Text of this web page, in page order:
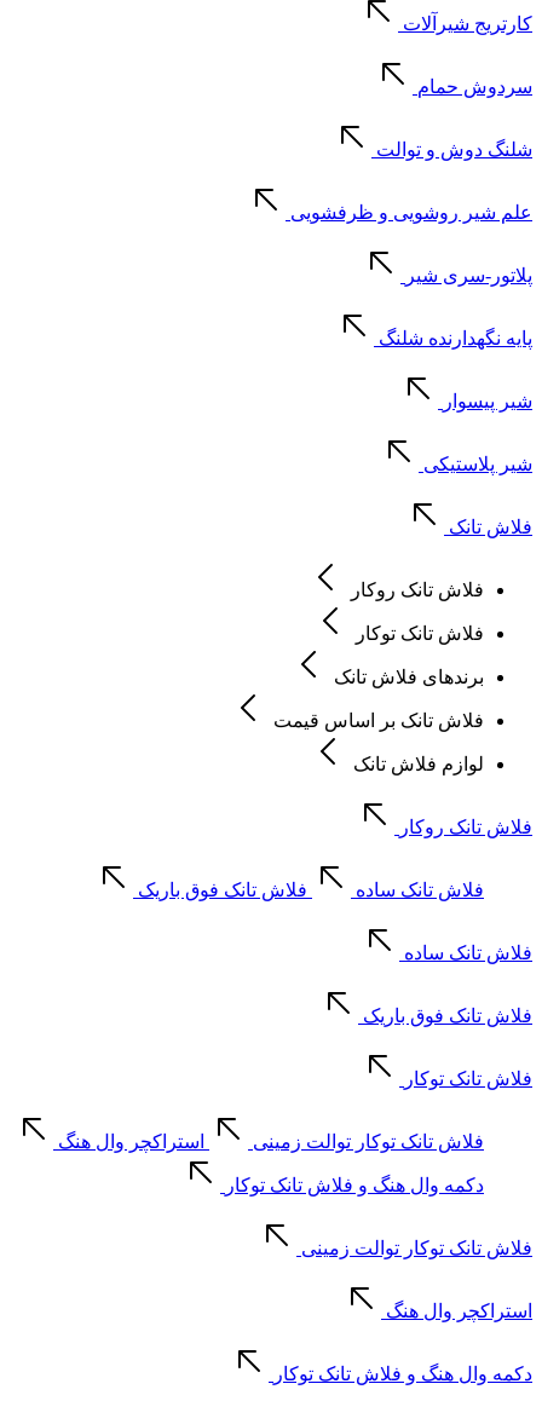
کارتریج شیرآلات
سردوش حمام
شلنگ دوش و توالت
علم شیر روشویی و ظرفشویی
پلاتور-سری شیر
پایه نگهدارنده شلنگ
شیر پیسوار
شیر پلاستیکی
فلاش تانک
فلاش تانک روکار
فلاش تانک توکار
برندهای فلاش تانک
فلاش تانک بر اساس قیمت
لوازم فلاش تانک
فلاش تانک روکار
فلاش تانک ساده فلاش تانک فوق باریک
فلاش تانک ساده
فلاش تانک فوق باریک
فلاش تانک توکار
فلاش تانک توکار توالت زمینی استراکچر وال هنگ
دکمه وال هنگ و فلاش تانک توکار
فلاش تانک توکار توالت زمینی
استراکچر وال هنگ
دکمه وال هنگ و فلاش تانک توکار